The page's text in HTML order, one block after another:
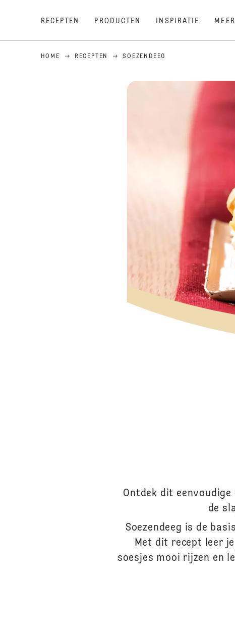
RECEPTEN PRODUCTEN INSPIRATIE MEER
HOME RECEPTEN SOEZENDEEG
Ontdek dit eenvoudige
de
Soezendeeg is de
Met dit recept leer
soesjes mooi rijzen en